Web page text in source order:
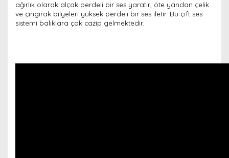
ağırlık olarak alçak perdeli bir ses yaratır, öte yandan çelik
ve çıngırak bilyeleri yüksek perdeli bir ses iletir. Bu çift ses
sistemi balıklara çok cazip gelmektedir.